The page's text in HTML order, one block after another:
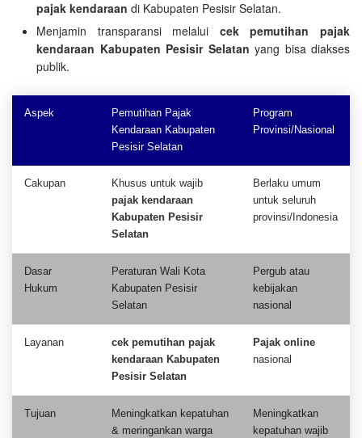
pajak kendaraan di Kabupaten Pesisir Selatan.
Menjamin transparansi melalui cek pemutihan pajak
kendaraan Kabupaten Pesisir Selatan yang bisa diakses
publik.
Aspek
Pemutihan Pajak
Kendaraan Kabupaten
Pesisir Selatan
Program
Provinsi/Nasional
Cakupan
Khusus untuk wajib
pajak kendaraan
Kabupaten Pesisir
Selatan
Berlaku umum
untuk seluruh
provinsi/Indonesia
Dasar
Hukum
Peraturan Wali Kota
Kabupaten Pesisir
Selatan
Pergub atau
kebijakan
nasional
Layanan
cek pemutihan pajak
kendaraan Kabupaten
Pesisir Selatan
Pajak online
nasional
Tujuan
Meningkatkan kepatuhan
& meringankan warga
Meningkatkan
kepatuhan wajib